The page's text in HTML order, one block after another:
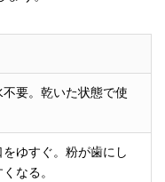
要。乾いた状態で使
ゆすぐ。粉が歯にし
なる。